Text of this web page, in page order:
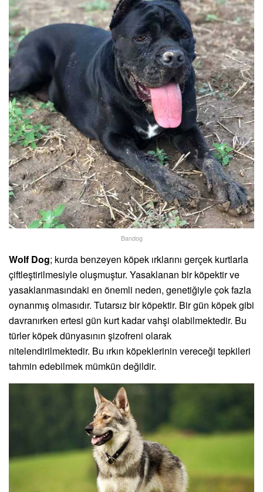
Bandog
Wolf Dog; kurda benzeyen köpek ırklarını gerçek kurtlarla
çiftleştirilmesiyle oluşmuştur. Yasaklanan bir köpektir ve
yasaklanmasındaki en önemli neden, genetiğiyle çok fazla
oynanmış olmasıdır. Tutarsız bir köpektir. Bir gün köpek gibi
davranırken ertesi gün kurt kadar vahşi olabilmektedir. Bu
türler köpek dünyasının şizofreni olarak
nitelendirilmektedir. Bu ırkın köpeklerinin vereceği tepkileri
tahmin edebilmek mümkün değildir.